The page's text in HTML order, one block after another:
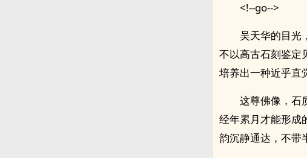
<!--go-->
吴天华的目光
不以高古石刻鉴定
培养出一种近乎直
这尊佛像，石
经年累月才能形成
韵沉静通达，不带